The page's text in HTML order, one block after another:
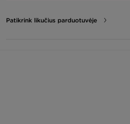
Patikrink likučius parduotuvėje